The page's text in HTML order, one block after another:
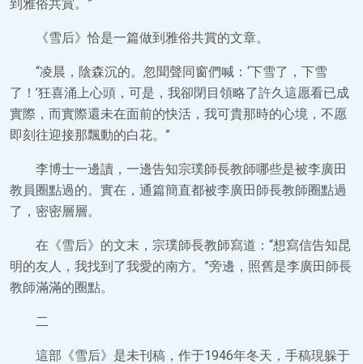
到雅俗共賞。”
《雪后》恰是一篇做到雅俗共賞的文章。
“凌晨，陰森沉的。忽聞聲同窗們喊：‘下雪了，下雪
了！’狂喜涌上心頭，可是，我卻閉目領略了許久這愿看已成
實際，而實際還未在面前的快活，我可貴那時的心境，不愿
即刻往迎接那飄動的白花。”
李博士一邊讀，一邊告知宗璞師長教師哪些是被李廣田
教員圈點過的。實在，通篇簡直都被李廣田師長教師圈點過
了，密密層層。
在《雪后》的文末，宗璞師長教師寫道：“想寫信告知昆
明的友人，我找到了我愛的南方。”旁邊，照舊是李廣田師長
教師滿滿的圈點。
二
這部《雪后》是未刊稿，作于1946年冬天，手稿現躲于